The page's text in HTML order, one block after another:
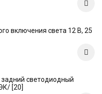
включения света 12 В, 25
светодиодный
[20]